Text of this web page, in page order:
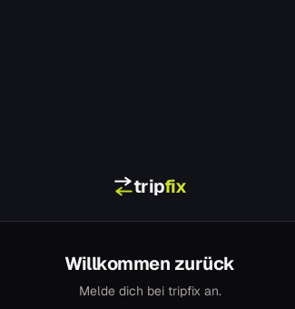
tripfix
Willkommen zurück
Melde dich bei tripfix an.